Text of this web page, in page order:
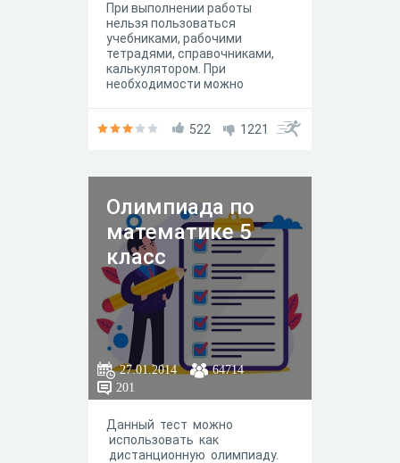
При выполнении работы
нельзя пользоваться
учебниками, рабочими
тетрадями, справочниками,
калькулятором. При
необходимости можно
522 1221
Олимпиада по
математике 5
класс
27.01.2014
64714
201
Данный тест можно
использовать как
дистанционную олимпиаду.